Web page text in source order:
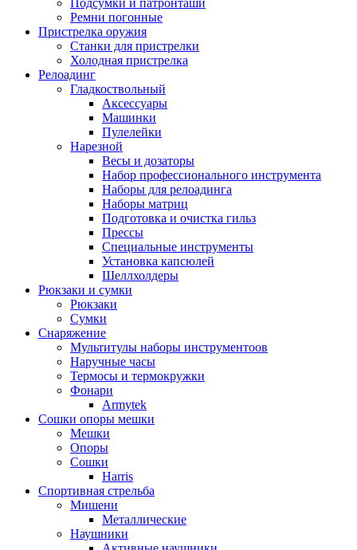
Подсумки и патронташи
Ремни погонные
Пристрелка оружия
Станки для пристрелки
Холодная пристрелка
Релоадинг
Гладкоствольный
Аксессуары
Машинки
Пулелейки
Нарезной
Весы и дозаторы
Набор профессионального инструмента
Наборы для релоадинга
Наборы матриц
Подготовка и очистка гильз
Прессы
Специальные инструменты
Установка капсюлей
Шеллхолдеры
Рюкзаки и сумки
Рюкзаки
Сумки
Снаряжение
Мультитулы наборы инструментоов
Наручные часы
Термосы и термокружки
Фонари
Armytek
Сошки опоры мешки
Мешки
Опоры
Сошки
Harris
Спортивная стрельба
Мишени
Металлические
Наушники